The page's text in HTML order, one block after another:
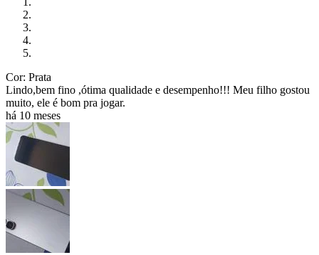
Cor: Prata
Lindo,bem fino ,ótima qualidade e desempenho!!! Meu filho gostou
muito, ele é bom pra jogar.
há 10 meses